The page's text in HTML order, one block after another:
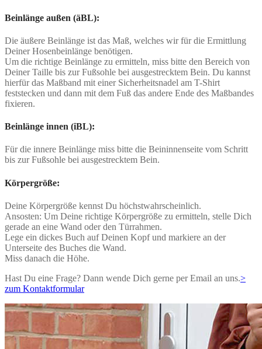
Beinlänge außen (äBL):
Die äußere Beinlänge ist das Maß, welches wir für die Ermittlung
Deiner Hosenbeinlänge benötigen.
Um die richtige Beinlänge zu ermitteln, miss bitte den Bereich von
Deiner Taille bis zur Fußsohle bei ausgestrecktem Bein. Du kannst
hierfür das Maßband mit einer Sicherheitsnadel am T-Shirt
feststecken und dann mit dem Fuß das andere Ende des Maßbandes
fixieren.
Beinlänge innen (iBL):
Für die innere Beinlänge miss bitte die Beininnenseite vom Schritt
bis zur Fußsohle bei ausgestrecktem Bein.
Körpergröße:
Deine Körpergröße kennst Du höchstwahrscheinlich.
Ansosten: Um Deine richtige Körpergröße zu ermitteln, stelle Dich
gerade an eine Wand oder den Türrahmen.
Lege ein dickes Buch auf Deinen Kopf und markiere an der
Unterseite des Buches die Wand.
Miss danach die Höhe.
Hast Du eine Frage? Dann wende Dich gerne per Email an uns.>
zum Kontaktformular